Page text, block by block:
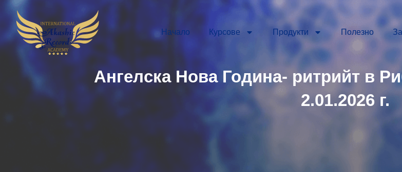
Начало Курсове Продукти Полезно
Ангелска Нова Година- ритрийт в
2.01.2026 г.